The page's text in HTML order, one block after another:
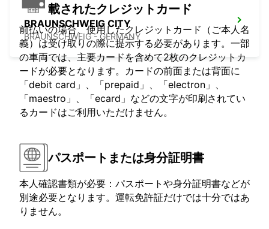
BRAUNSCHWEIG CITY
BRAUNSCHWEIG - GERMANY
載されたクレジットカード
前払いの場合、使用したクレジットカード（ご本人名
義）は受け取りの際に提示する必要があります。一部
の車両では、主要カードを含めて2枚のクレジットカ
ードが必要となります。カードの前面または背面に
「debit card」、「prepaid」、「electron」、
「maestro」、「ecard」などの文字が印刷されてい
るカードはご利用いただけません。
パスポートまたは身分証明書
本人確認書類が必要：パスポートや身分証明書などが
別途必要となります。運転免許証だけでは十分ではあ
りません。